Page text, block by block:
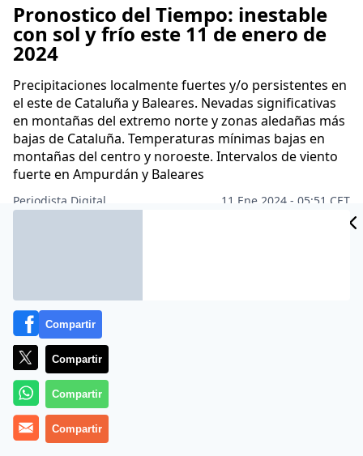
Pronostico del Tiempo: inestable
con sol y frío este 11 de enero de
2024
Precipitaciones localmente fuertes y/o persistentes en
el este de Cataluña y Baleares. Nevadas significativas
en montañas del extremo norte y zonas aledañas más
bajas de Cataluña. Temperaturas mínimas bajas en
montañas del centro y noroeste. Intervalos de viento
fuerte en Ampurdán y Baleares
Periodista Digital
11 Ene 2024 - 05:51 CET
Compartir
Compartir
Compartir
Compartir